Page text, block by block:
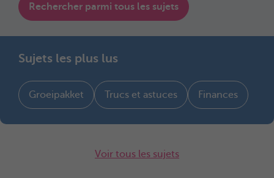
Rechercher parmi tous les sujets
Sujets les plus lus
Groeipakket Trucs et astuces Finances
Voir tous les sujets